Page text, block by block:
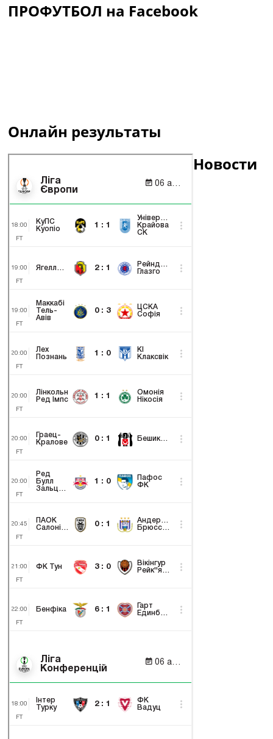
ПРОФУТБОЛ на Facebook
Онлайн результаты
Новости